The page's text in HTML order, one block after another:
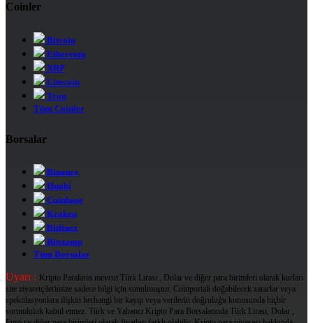
Coinler
Bitcoin
Ethereum
XRP
Litecoin
Tron
Tüm Coinler
Borsalar
Binance
Huobi
Coinbase
Kraken
Bitfinex
Bitstamp
Tüm Borsalar
Uyarı : Kripto Paraların mevcut Türk Lirası , Dolar ve diğer para birimleri olarak kurları
site ziyaretçilerimize sadece bilgi için sunulmuştur. Coinportali doğabilecek zararlar veya
spekülasyonlara ilişkin herhangi bir kayıp veya verilerin doğruluğu konusunda hiçbir
sorumluluk kabul etmez. Türk ve Yabancı Kripto Para Borsalarında Türk Lirası, Dolar ,